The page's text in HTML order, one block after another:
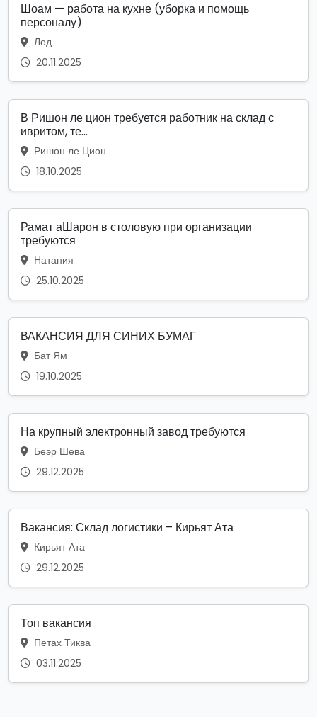
Шоам — работа на кухне (уборка и помощь
персоналу)
Лод
20.11.2025
В Ришон ле цион требуется работник на склад с
ивритом, те...
Ришон ле Цион
18.10.2025
Рамат аШарон в столовую при организации
требуются
Натания
25.10.2025
ВАКАНСИЯ ДЛЯ СИНИХ БУМАГ
Бат Ям
19.10.2025
На крупный электронный завод требуются
Беэр Шева
29.12.2025
Вакансия: Склад логистики – Кирьят Ата
Кирьят Ата
29.12.2025
Топ вакансия
Петах Тиква
03.11.2025